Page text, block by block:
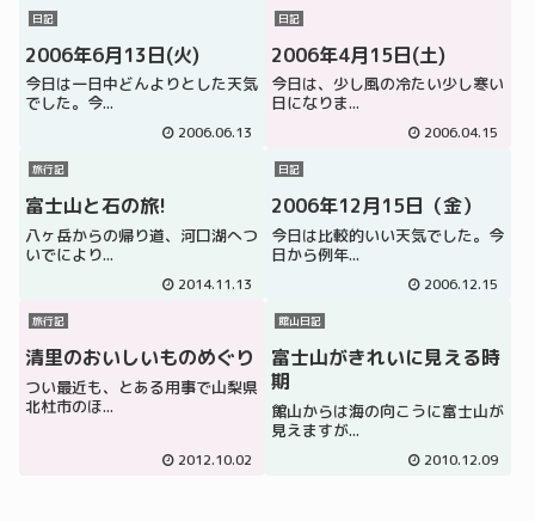
日記
2006年6月13日(火)
今日は一日中どんよりとした天気
でした。今...
2006.06.13
日記
2006年4月15日(土)
今日は、少し風の冷たい少し寒い
日になりま...
2006.04.15
旅行記
富士山と石の旅!
八ヶ岳からの帰り道、河口湖へつ
いでにより...
2014.11.13
日記
2006年12月15日（金）
今日は比較的いい天気でした。今
日から例年...
2006.12.15
旅行記
清里のおいしいものめぐり
つい最近も、とある用事で山梨県
北杜市のほ...
2012.10.02
館山日記
富士山がきれいに見える時
期
館山からは海の向こうに富士山が
見えますが...
2010.12.09